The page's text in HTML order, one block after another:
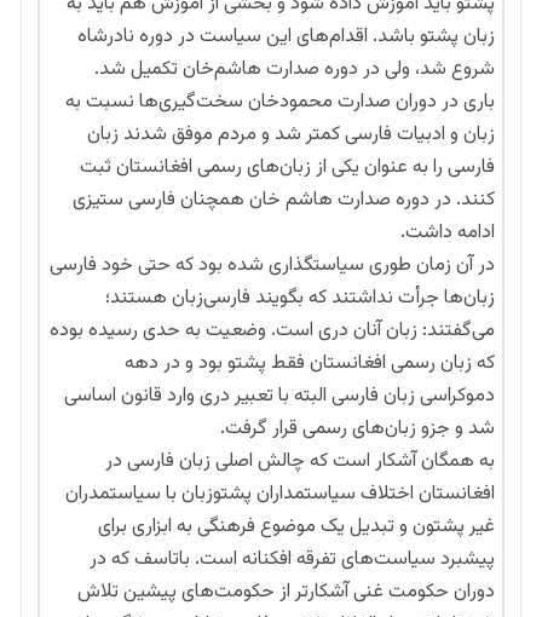
زبان پشتو باشد. اقدام‌های این سیاست در دوره نادرشاه
شروع شد، ولی در دوره صدارت هاشم‌خان تکمیل شد.
باری در دوران صدارت محمودخان سخت‌گیری‌ها نسبت به
زبان و ادبیات فارسی کمتر شد و مردم موفق شدند زبان
فارسی را به عنوان یکی از زبان‌های رسمی افغانستان ثبت
کنند. در دوره صدارت هاشم خان همچنان فارسی ستیزی
ادامه داشت.
در آن زمان طوری سیاستگذاری شده بود که حتی خود فارسی
زبان‌ها جرأت نداشتند که بگویند فارسی‌زبان هستند؛
می‌گفتند: زبان آنان دری است. وضعیت به حدی رسیده بوده
که زبان رسمی افغانستان فقط پشتو بود و در دهه
دموکراسی زبان فارسی البته با تعبیر دری وارد قانون اساسی
شد و جزو زبان‌های رسمی قرار گرفت.
به همگان آشکار است که چالش اصلی زبان فارسی در
افغانستان اختلاف سیاستمداران پشتوزبان با سیاستمدران
غیر پشتون و تبدیل یک موضوع فرهنگی به ابزاری برای
پیشبرد سیاست‌های تفرقه افکنانه‌ است. باتاسف که در
دوران حکومت غنی آشکارتر از حکومت‌های پیشین تلاش